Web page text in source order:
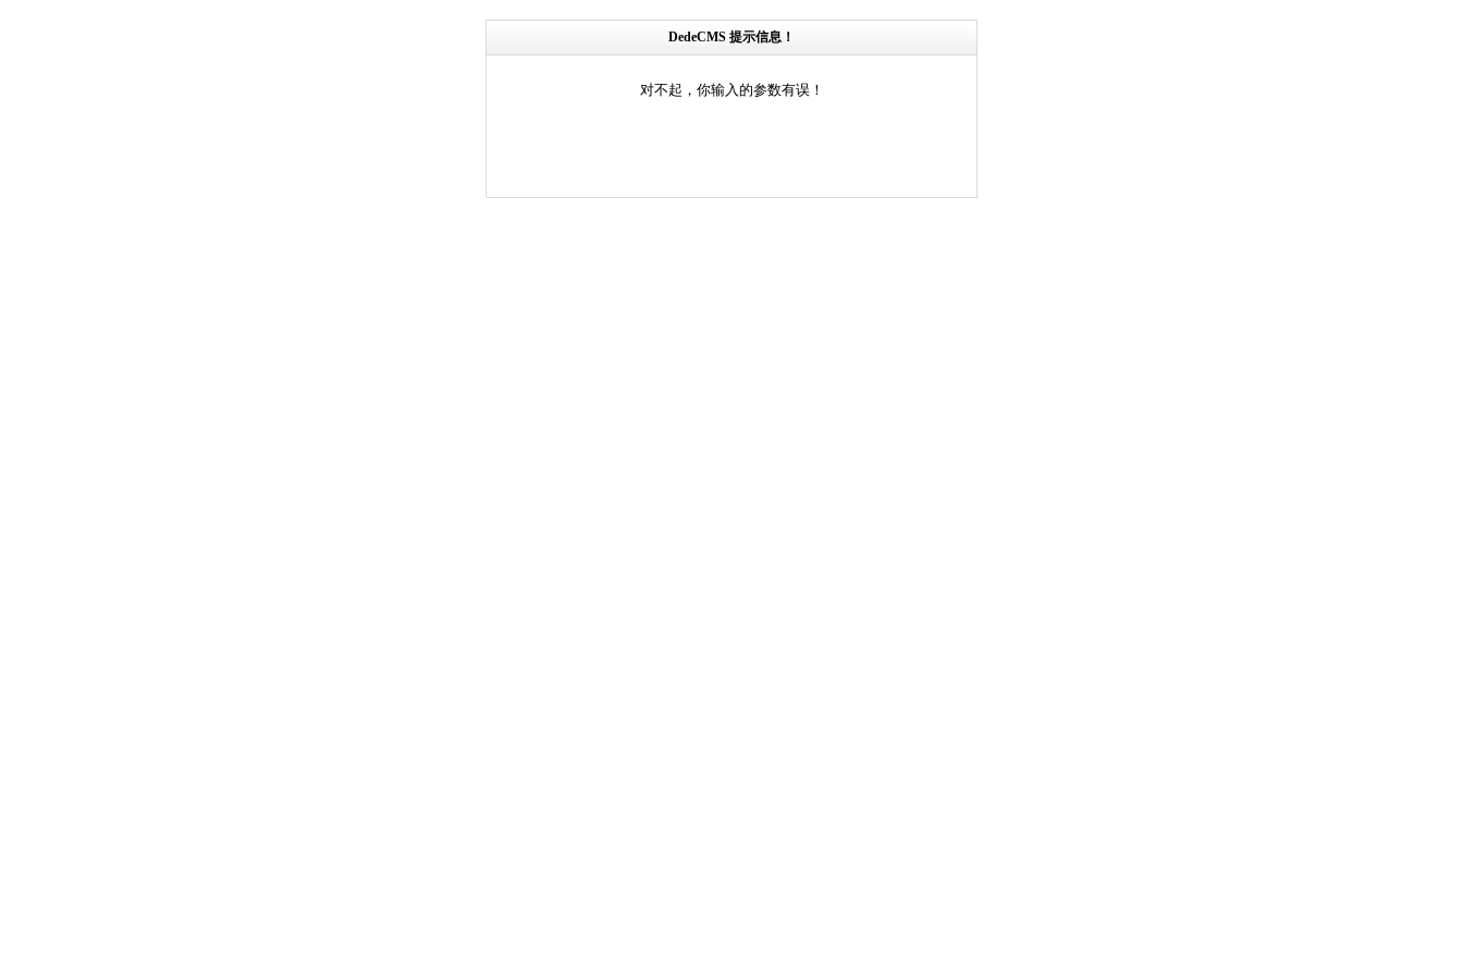
DedeCMS 提示信息！
对不起，你输入的参数有误！